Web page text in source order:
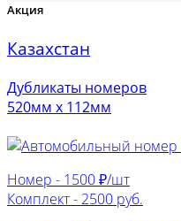
Акция
Казахстан
Дубликаты номеров
520мм х 112мм
Номер - 1500 ₽/шт
Комплект - 2500 руб.